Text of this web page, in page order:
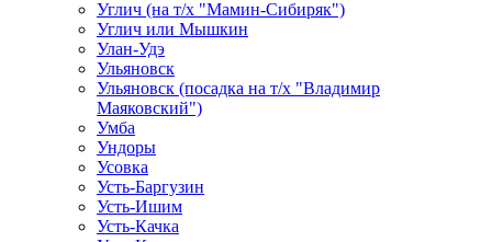
Углич (на т/х "Мамин-Сибиряк")
Углич или Мышкин
Улан-Удэ
Ульяновск
Ульяновск (посадка на т/х "Владимир
Маяковский")
Умба
Ундоры
Усовка
Усть-Баргузин
Усть-Ишим
Усть-Качка